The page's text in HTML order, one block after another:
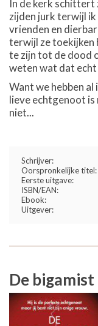
In de kerk
zijden jurk terwijl
vrienden en
terwijl ze toekijken
te zijn tot de dood
weten wat dat
Want we hebben
lieve echtgenoot is
niet...
Schrijver:
Oorspronkelijke titel:
Eerste uitgave:
ISBN/EAN:
Ebook:
Uitgever:
De bigamist